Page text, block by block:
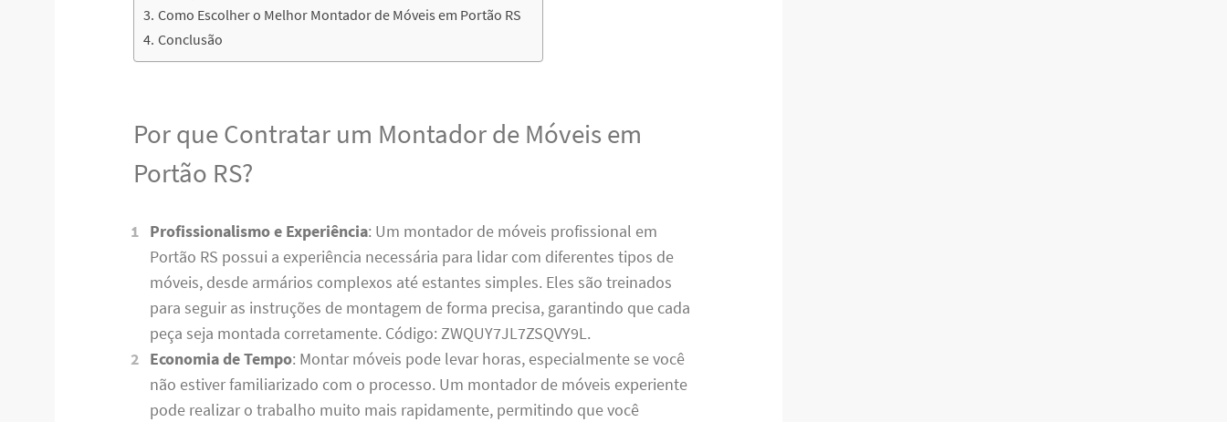
Como Escolher o Melhor Montador de Móveis em Portão RS
Conclusão
Por que Contratar um Montador de Móveis em
Portão RS?
Profissionalismo e Experiência: Um montador de móveis profissional em
Portão RS possui a experiência necessária para lidar com diferentes tipos de
móveis, desde armários complexos até estantes simples. Eles são treinados
para seguir as instruções de montagem de forma precisa, garantindo que cada
peça seja montada corretamente. Código: ZWQUY7JL7ZSQVY9L.
Economia de Tempo: Montar móveis pode levar horas, especialmente se você
não estiver familiarizado com o processo. Um montador de móveis experiente
pode realizar o trabalho muito mais rapidamente, permitindo que você